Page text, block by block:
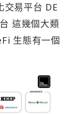
易平台 DE
這幾個大類
生態有一個